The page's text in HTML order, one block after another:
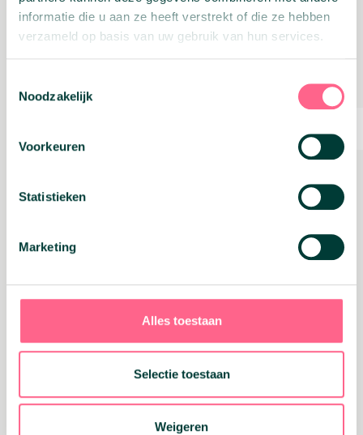
informatie die u aan ze heeft verstrekt of die ze hebben
verzameld op basis van uw gebruik van hun services.
Noodzakelijk
Voorkeuren
Statistieken
Marketing
Alles toestaan
Selectie toestaan
Weigeren
Geld vrijmaken Hypotheken
daarom is controleren nu slim